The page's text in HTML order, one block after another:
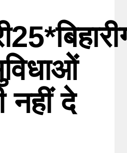
नहीं दे